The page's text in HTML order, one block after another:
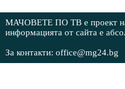
МАЧОВЕТЕ ПО ТВ е проект
информацията от сайта е
За контакти: office@mg24.bg